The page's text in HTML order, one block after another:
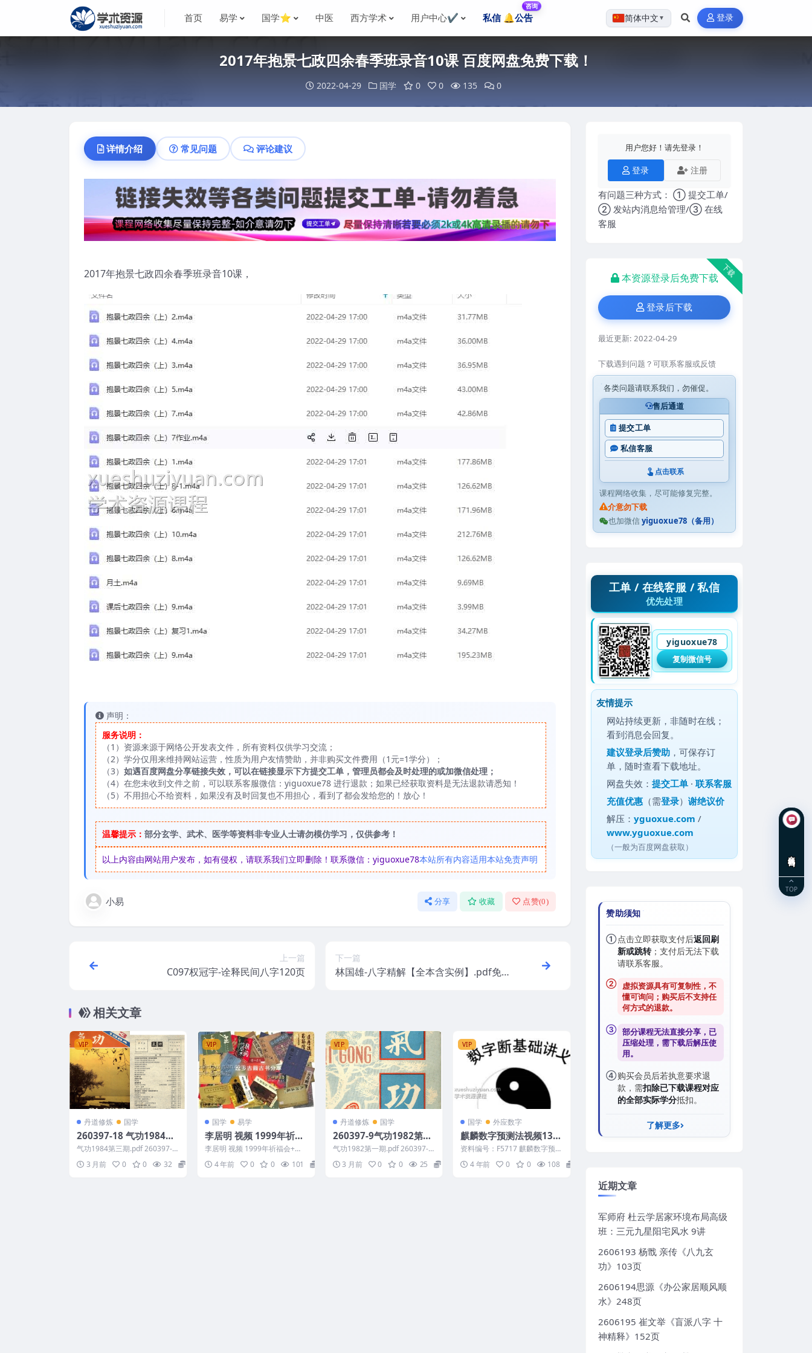
首页 易学 国学⭐ 中医 西方学术 用户中心✔️ 私信 🔔公告
咨询
简体中文 ▼ 登录
2017年抱景七政四余春季班录音10课 百度网盘免费下载！
2022-04-29 国学 0 0 135 0
详情介绍 常见问题 评论建议
2017年抱景七政四余春季班录音10课，
声明：
服务说明：
（1）资源来源于网络公开发表文件，所有资料仅供学习交流；
（2）学分仅用来维持网站运营，性质为用户友情赞助，并非购买文件费用（1元=1学分）；
（3） 如遇百度网盘分享链接失效，可以在链接显示下方提交工单，管理员都会及时处理的或加微信处理；
（4）在您未收到文件之前，可以联系客服微信：yiguoxue78 进行退款；如果已经获取资料是无法退款请悉知！
（5）不用担心不给资料，如果没有及时回复也不用担心，看到了都会发给您的！放心！
温馨提示： 部分玄学、武术、医学等资料非专业人士请勿模仿学习，仅供参考！
以上内容由网站用户发布，如有侵权，请联系我们立即删除！联系微信：yiguoxue78本站所有内容适用本站免责声明
小易 分享 收藏 点赞(0)
上一篇
C097权冠宇-诠释民间八字120页
下一篇
林国雄-八字精解【全本含实例】.pdf免费
相关文章
VIP
丹道修炼 国学
260397-18 气功1984第
三期.pdf
气功1984第三期.pdf 260397-1
8 以下内容为整理的相关资料内
容相关...
3 月前 0 0 32
VIP
国学 易学
李居明 视频 1999年祈福
会+易经养生术
李居明 视频 1999年祈福会+易
经养生术 编号：1211C857
4 年前 0 0 101
VIP
丹道修炼 国学
260397-9气功1982第一
期.pdf
气功1982第一期.pdf 260397-9
以下内容为整理的相关...
3 月前 0 0 25
VIP
国学 外应数字
麒麟数字预测法视频13集
加讲义
资料编号：F5717 麒麟数字预测
法视频加讲义/ ├──01.九宫八
卦.avi ...
4 年前 0 0 108
用户您好！请先登录！
登录 注册
有问题三种方式： ① 提交工单/
② 发站内消息给管理/③ 在线
客服
下载
本资源登录后免费下载
登录后下载
最近更新: 2022-04-29
下载遇到问题？可联系客服或反馈
各类问题请联系我们，勿催促。
售后通道
提交工单
私信客服
点击联系
课程网络收集，尽可能修复完整。
介意勿下载
也加微信yiguoxue78（备用）
工单 / 在线客服 / 私信
优先处理
yiguoxue78
复制微信号
友情提示
网站持续更新，非随时在线；
看到消息会回复。
建议登录后赞助 ，可保存订
单，随时查看下载地址。
网盘失效：提交工单 ·联系客服
充值优惠 （需登录）谢绝议价
解压：yguoxue.com /
www.yguoxue.com
（一般为百度网盘获取）
赞助须知
①点击立即获取支付后返回刷
新或跳转；支付后无法下载
请联系客服。
②
虚拟资源具有可复制性，不
懂可询问；购买后不支持任
何方式的退款。
③ 部分课程无法直接分享，已
压缩处理，需下载后解压使
用。
④购买会员后若执意要求退
款，需扣除已下载课程对应
的全部实际学分抵扣。
了解更多
近期文章
军师府 杜云学居家环境布局高级
班：三元九星阳宅风水 9讲
2606193 杨戬 亲传《八九玄
功》103页
2606194思源《办公家居顺风顺
水》248页
2606195 崔文举《盲派八字 十
神精释》152页
TOP